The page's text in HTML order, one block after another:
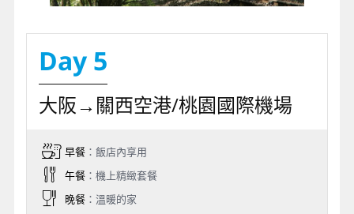
Day 5
大阪→關西空港/桃園國際機場
早餐：飯店內享用
午餐：機上精緻套餐
晚餐：溫暖的家